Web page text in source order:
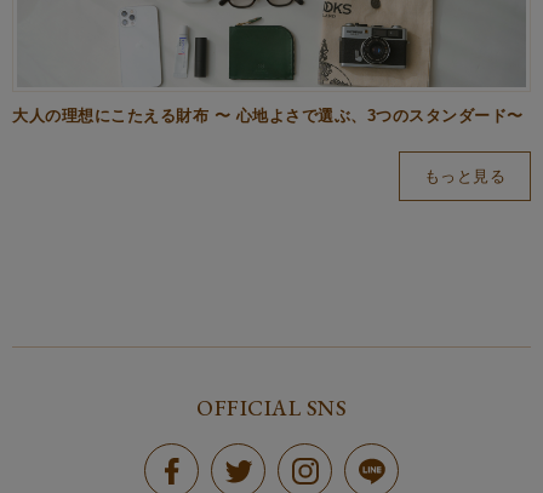
大人の理想にこたえる財布 〜 心地よさで選ぶ、3つのスタンダード〜
もっと見る
OFFICIAL SNS